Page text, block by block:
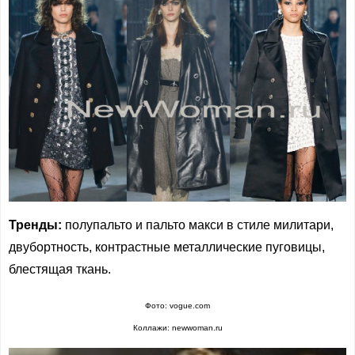
Тренды: полупальто и пальто макси в стиле милитари,
двубортность, контрастные металлические пуговицы,
блестящая ткань.
Фото: vogue.com
Коллажи: newwoman.ru